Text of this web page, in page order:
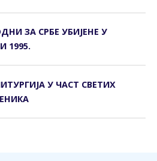
ЗА СРБЕ УБИЈЕНЕ У
1995.
У ЧАСТ СВЕТИХ